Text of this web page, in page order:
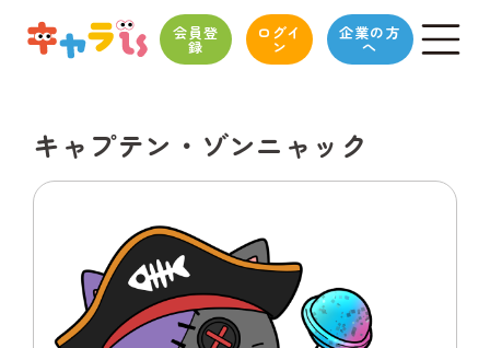
会員登
録
ログイ
ン
企業の方
へ
キャプテン・ゾンニャック